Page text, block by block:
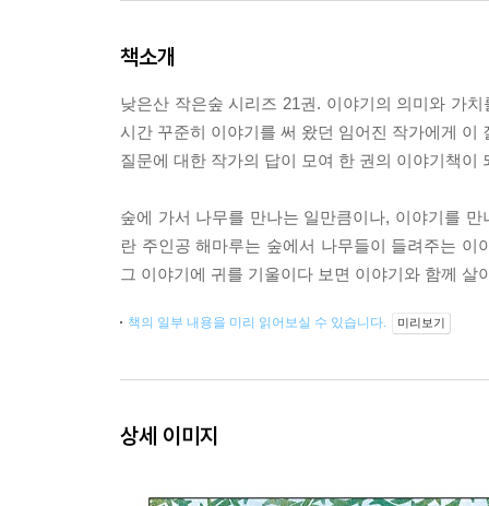
책소개
낮은산 작은숲 시리즈 21권. 이야기의 의미와 가
시간 꾸준히 이야기를 써 왔던 임어진 작가에게
질문에 대한 작가의 답이 모여 한 권의 이야기책이
숲에 가서 나무를 만나는 일만큼이나, 이야기를
란 주인공 해마루는 숲에서 나무들이 들려주는
그 이야기에 귀를 기울이다 보면 이야기와 함께 살
책의 일부 내용을 미리 읽어보실 수 있습니다. 미리보기
상세 이미지